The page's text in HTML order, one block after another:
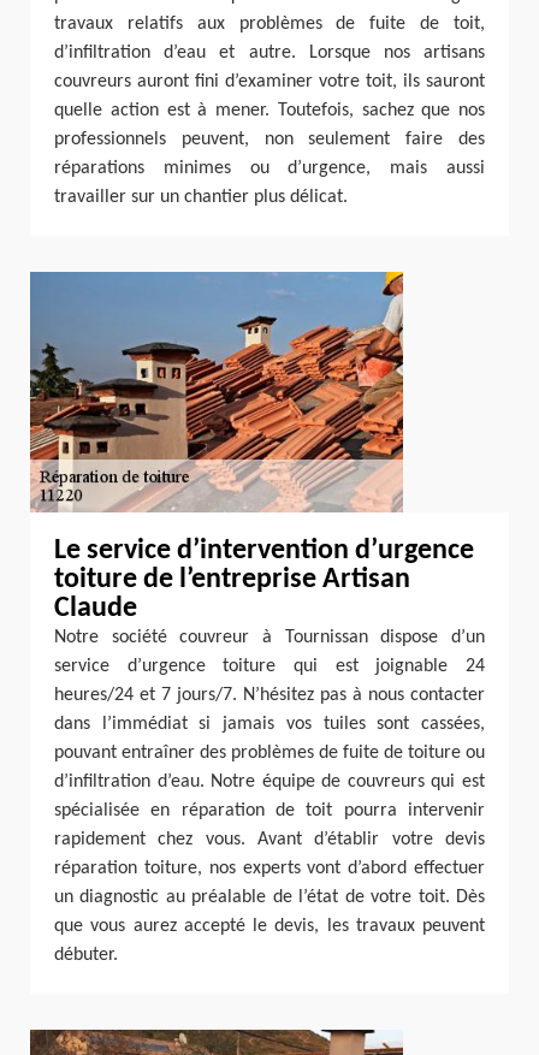
travaux relatifs aux problèmes de fuite de toit,
d’infiltration d’eau et autre. Lorsque nos artisans
couvreurs auront fini d’examiner votre toit, ils sauront
quelle action est à mener. Toutefois, sachez que nos
professionnels peuvent, non seulement faire des
réparations minimes ou d’urgence, mais aussi
travailler sur un chantier plus délicat.
Le service d’intervention d’urgence
toiture de l’entreprise Artisan
Claude
Notre société couvreur à Tournissan dispose d’un
service d’urgence toiture qui est joignable 24
heures/24 et 7 jours/7. N’hésitez pas à nous contacter
dans l’immédiat si jamais vos tuiles sont cassées,
pouvant entraîner des problèmes de fuite de toiture ou
d’infiltration d’eau. Notre équipe de couvreurs qui est
spécialisée en réparation de toit pourra intervenir
rapidement chez vous. Avant d’établir votre devis
réparation toiture, nos experts vont d’abord effectuer
un diagnostic au préalable de l’état de votre toit. Dès
que vous aurez accepté le devis, les travaux peuvent
débuter.